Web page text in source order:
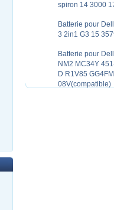
spiron 14 3000
Batterie pour
3 2in1 G3 15
Batterie pour
NM2 MC34Y
D R1V85
08V(compatible)